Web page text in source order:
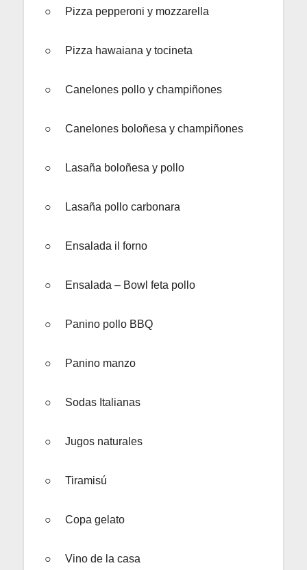
○ Pizza pepperoni y mozzarella
○ Pizza hawaiana y tocineta
○ Canelones pollo y champiñones
○ Canelones boloñesa y champiñones
○ Lasaña boloñesa y pollo
○ Lasaña pollo carbonara
○ Ensalada il forno
○ Ensalada – Bowl feta pollo
○ Panino pollo BBQ
○ Panino manzo
○ Sodas Italianas
○ Jugos naturales
○ Tiramisú
○ Copa gelato
○ Vino de la casa